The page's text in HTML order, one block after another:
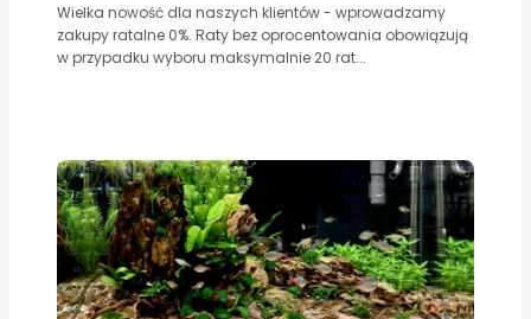
Wielka nowość dla naszych klientów - wprowadzamy
zakupy ratalne 0%. Raty bez oprocentowania obowiązują
w przypadku wyboru maksymalnie 20 rat...